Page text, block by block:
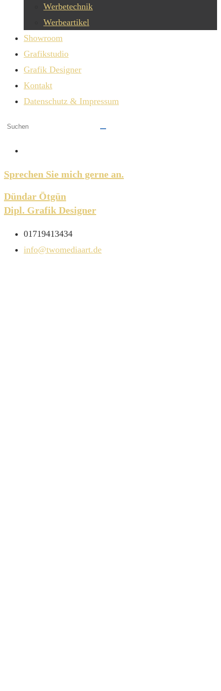
Werbetechnik
Werbeartikel
Showroom
Grafikstudio
Grafik Designer
Kontakt
Datenschutz & Impressum
Diese
Sprechen Sie mich gerne an.​
Dündar Ötgün
Dipl. Grafik Designer
01719413434
info@twomediaart.de